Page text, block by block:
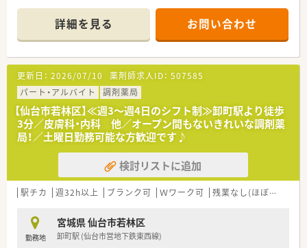
詳細を見る お問い合わせ
更新日： 2026/07/10 薬剤師求人ID： 507585
パート・アルバイト
調剤薬局
【仙台市若林区】≪週3～週4日のシフト制≫卸町駅より徒歩
3分／皮膚科・内科 他／オープン間もないきれいな調剤薬
局！／土曜日勤務可能な方歓迎です♪
検討リストに追加
駅チカ 週32h以上 ブランク可 Ｗワーク可 残業なし(ほぼなし含む)
勤務地
宮城県 仙台市若林区
卸町駅 (仙台市営地下鉄東西線)